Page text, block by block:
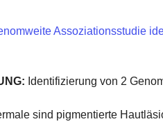
Assoziationsstudie
Identifizierung von 2
sind pigmentierte